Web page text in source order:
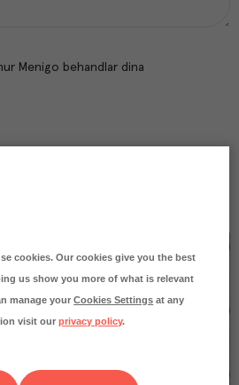
Menigo behandlar dina
cookies. Our cookies give you the best
us show you more of what is relevant
manage yourCookies Settings at any
visit ourprivacy policy.